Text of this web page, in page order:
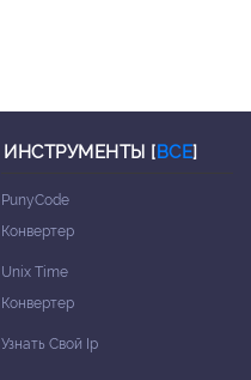
ИНСТРУМЕНТЫ [ВСЕ]
PunyCode
Конвертер
Unix Time
Конвертер
Узнать Свой Ip